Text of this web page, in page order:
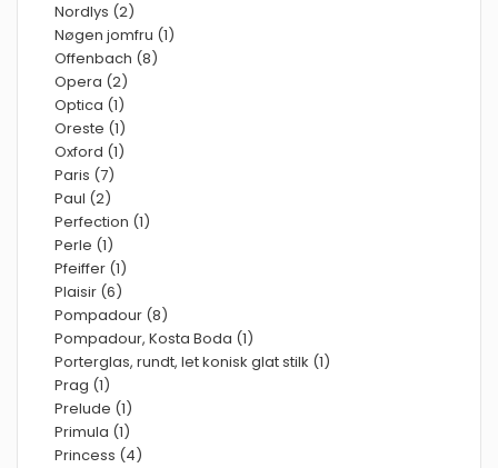
Nordlys (2)
Nøgen jomfru (1)
Offenbach (8)
Opera (2)
Optica (1)
Oreste (1)
Oxford (1)
Paris (7)
Paul (2)
Perfection (1)
Perle (1)
Pfeiffer (1)
Plaisir (6)
Pompadour (8)
Pompadour, Kosta Boda (1)
Porterglas, rundt, let konisk glat stilk (1)
Prag (1)
Prelude (1)
Primula (1)
Princess (4)